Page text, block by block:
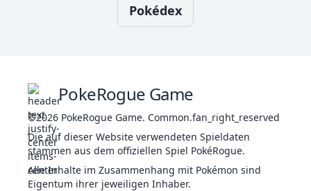
Owei
PSY
1 103 Kokowei
Chlorophyll
530
1 114 Tangela PFL
Floraschild
Belebekraft
1 140 Kabuto
GES
WAS
Scharfkantig
Wassertempo
Kampfpanzer
Pokédex
PokeRogue Game
©2026 PokeRogue Game. Common.fan_right_reserved
Die auf dieser Website verwendeten Spieldaten
stammen aus dem offiziellen Spiel PokéRogue.
Alle Inhalte im Zusammenhang mit Pokémon sind
Eigentum ihrer jeweiligen Inhaber.